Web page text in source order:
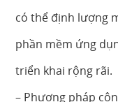
có thể định lượng
phần mềm ứng
triển khai rộng rãi.
– Phương pháp